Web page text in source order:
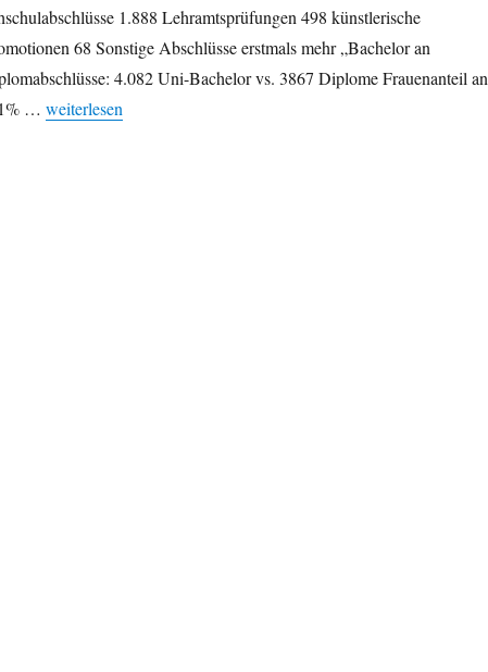
1.888 Lehramtsprüfungen 498 künstlerische
68 Sonstige Abschlüsse erstmals mehr „Bachelor an
4.082 Uni-Bachelor vs. 3867 Diplome Frauenanteil an
… „Knapp 22.000 Hochschulabsolventen in Sachsen 2011“
weiterlesen